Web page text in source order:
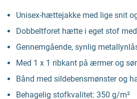
Unisex-hættejakke med lige snit
Dobbeltforet hætte i eget stof
Gennemgående, synlig
Med 1 x 1 ribkant på ærmer og
Bånd med sildebensmønster og
Behagelig stofkvalitet: 350 g/m²